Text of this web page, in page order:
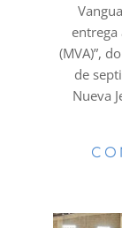
entrega
(MVA)”,
de
Nueva